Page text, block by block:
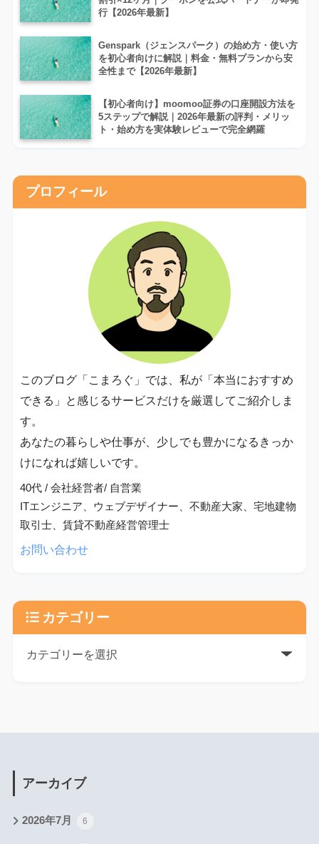
行【2026年最新】
Genspark（ジェンスパーク）の始め方・使い方
を初心者向けに解説｜料金・無料プランから安
全性まで【2026年最新】
【初心者向け】moomoo証券の口座開設方法を
5ステップで解説｜2026年最新の評判・メリッ
ト・始め方を実体験レビューで完全網羅
プロフィール
このブログ「こまろぐ」では、私が「本当におすすめ
できる」と感じるサービスだけを厳選してご紹介しま
す。
あなたの暮らしや仕事が、少しでも豊かになるきっか
けになれば嬉しいです。
40代 / 会社経営者/ 自営業
ITエンジニア、ウェブデザイナー、不動産大家、宅地建物
取引士、賃貸不動産経営管理士
お問い合わせ
カテゴリー
アーカイブ
2026年7月 6